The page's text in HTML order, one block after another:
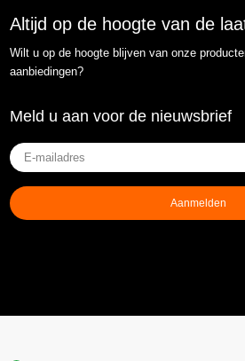
Altijd op de hoogte van de
Wilt u op de hoogte blijven van onze
aanbiedingen?
Meld u aan voor de nieuwsbrief
E-
mailadres(Vereist)
Aanmelden